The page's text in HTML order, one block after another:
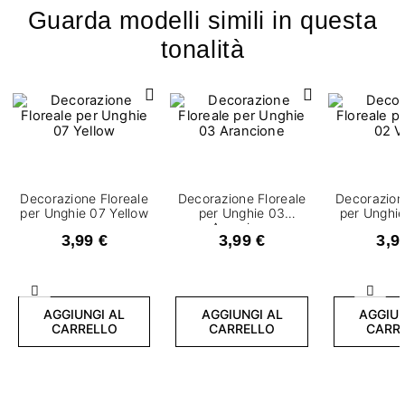
Guarda modelli simili in questa
tonalità
Precedente
Decorazione Floreale
per Unghie 07 Yellow
3,99 €
AGGIUNGI AL
CARRELLO
Decorazione Floreale
per Unghie 03
Arancione
3,99 €
AGGIUNGI AL
CARRELLO
per